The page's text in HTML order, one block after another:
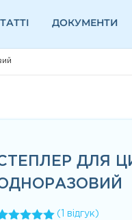
ДОКУМЕНТИ
ДЛЯ
( відгук)